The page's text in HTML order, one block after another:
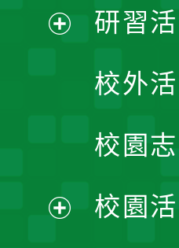
單
研習
校外
校園
校園